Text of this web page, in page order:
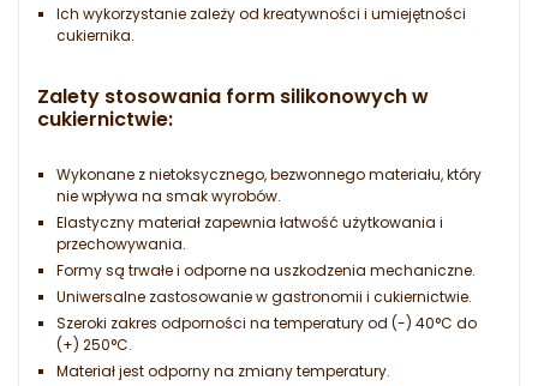
Ich wykorzystanie zależy od kreatywności i umiejętności
cukiernika.
Zalety stosowania form silikonowych w
cukiernictwie:
Wykonane z nietoksycznego, bezwonnego materiału, który
nie wpływa na smak wyrobów.
Elastyczny materiał zapewnia łatwość użytkowania i
przechowywania.
Formy są trwałe i odporne na uszkodzenia mechaniczne.
Uniwersalne zastosowanie w gastronomii i cukiernictwie.
Szeroki zakres odporności na temperatury od (-) 40°C do
(+) 250°C.
Materiał jest odporny na zmiany temperatury.